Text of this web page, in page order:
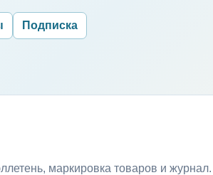
Подписка
маркировка товаров и журнал.